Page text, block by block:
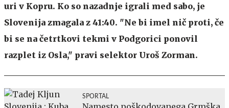
uri v Kopru. Ko so nazadnje igrali med sabo, je
Slovenija zmagala z 41:40. "Ne bi imel nič proti, če
bi se na četrtkovi tekmi v Podgorici ponovil
razplet iz Osla," pravi selektor Uroš Zorman.
SPORTAL